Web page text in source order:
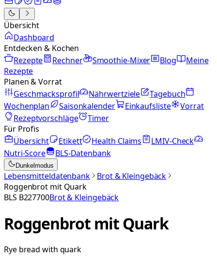
Übersicht
Dashboard
Entdecken & Kochen
Rezepte
Rechner Smoothie-Mixer Blog
Meine
Rezepte
Planen & Vorrat
Geschmacksprofil
Nährwertziele
Tagebuch
Wochenplan
Saisonkalender Einkaufsliste
Vorrat
Rezeptvorschläge
Timer
Für Profis
Übersicht
Etikett Health Claims
LMIV-Check
Nutri-Score
BLS-Datenbank
Dunkelmodus
Lebensmitteldatenbank
Brot & Kleingebäck
Roggenbrot mit Quark
BLS B227700Brot & Kleingebäck
Roggenbrot mit Quark
Rye bread with quark